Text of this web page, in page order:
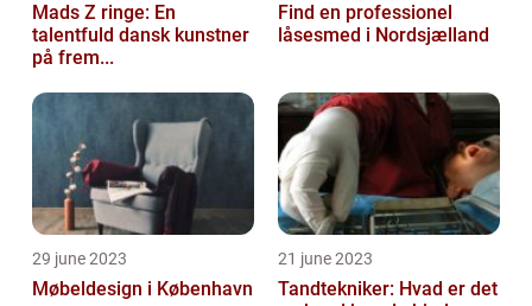
Mads Z ringe: En
talentfuld dansk kunstner
på frem...
Find en professionel
låsesmed i Nordsjælland
29 june 2023
Møbeldesign i København
21 june 2023
Tandtekniker: Hvad er det